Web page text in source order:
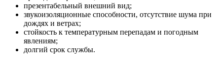
презентабельный внешний вид;
звукоизоляционные способности, отсутствие шума при
дождях и ветрах;
стойкость к температурным перепадам и погодным
явлениям;
долгий срок службы.